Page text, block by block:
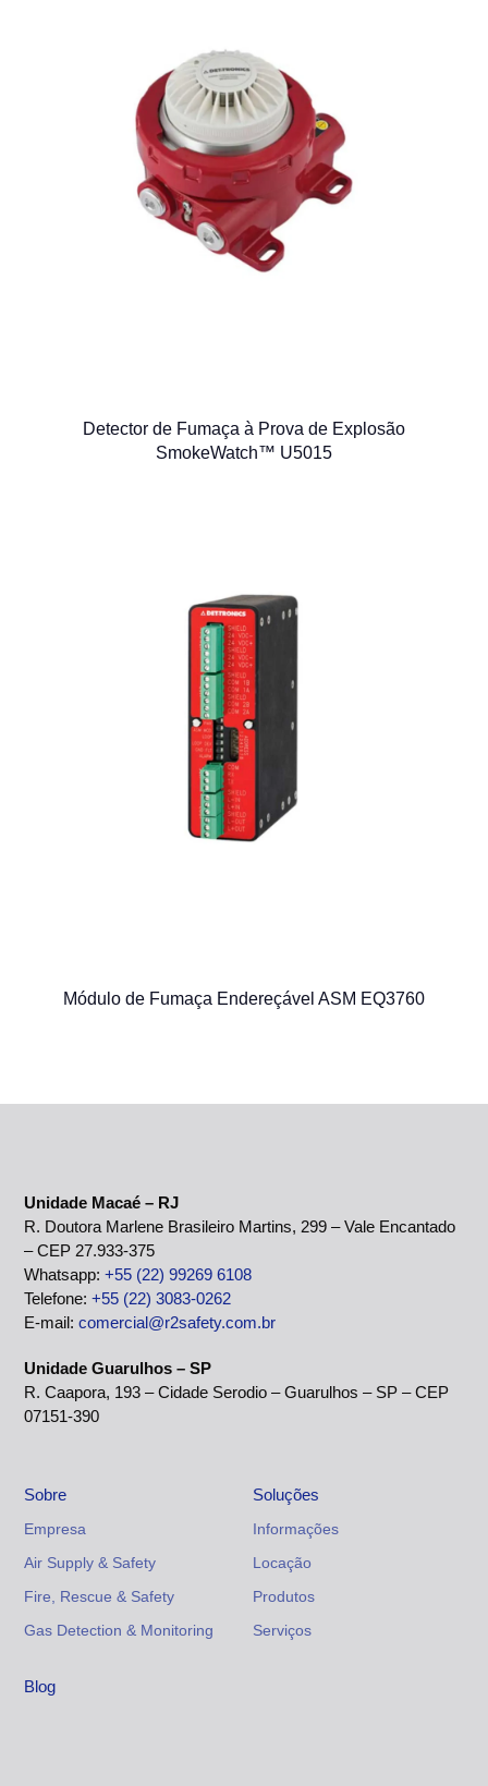
Detector de Fumaça à Prova de Explosão
SmokeWatch™ U5015
Módulo de Fumaça Endereçável ASM EQ3760
Unidade Macaé – RJ
R. Doutora Marlene Brasileiro Martins, 299 – Vale Encantado
– CEP 27.933-375
Whatsapp:+55 (22) 99269 6108
Telefone:+55 (22) 3083-0262
E-mail:comercial@r2safety.com.br
Unidade Guarulhos – SP
R. Caapora, 193 – Cidade Serodio – Guarulhos – SP – CEP
07151-390
Sobre
Empresa
Air Supply & Safety
Fire, Rescue & Safety
Gas Detection & Monitoring
Soluções
Informações
Locação
Produtos
Serviços
Blog